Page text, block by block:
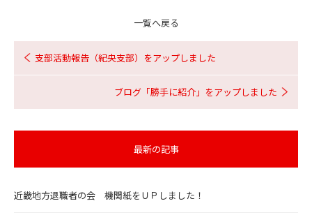
一覧へ戻る
支部活動報告（紀央支部）をアップしました
ブログ「勝手に紹介」をアップしました
最新の記事
近畿地方退職者の会 機関紙をＵＰしました！